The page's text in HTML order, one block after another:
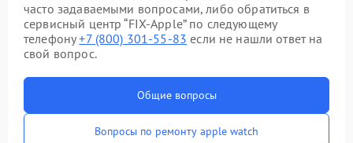
часто задаваемыми вопросами, либо обратиться в
сервисный центр “FIX-Apple” по следующему
телефону+7 (800) 301-55-83 если не нашли ответ на
свой вопрос.
Общие вопросы
Вопросы по ремонту apple watch